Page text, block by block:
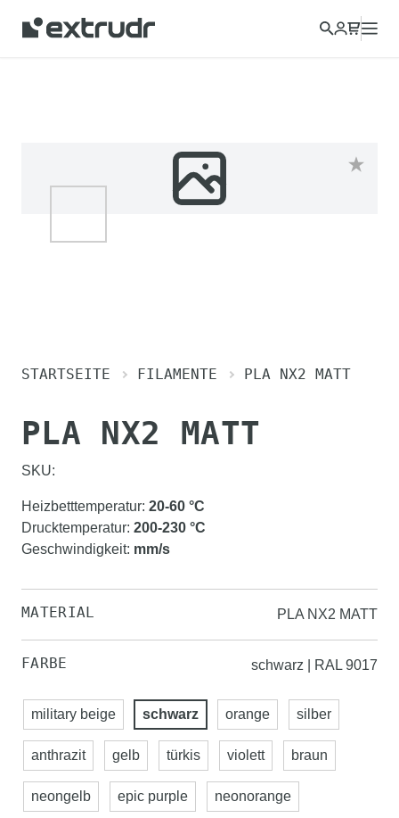
STARTSEITE FILAMENTE PLA NX2 MATT
PLA NX2 MATT
SKU:
Heizbetttemperatur: 20-60 °C
Drucktemperatur: 200-230 °C
Geschwindigkeit: mm/s
MATERIAL PLA NX2 MATT
FARBE schwarz | RAL 9017
military beige schwarz orange silber
anthrazit gelb türkis violett braun
neongelb epic purple neonorange